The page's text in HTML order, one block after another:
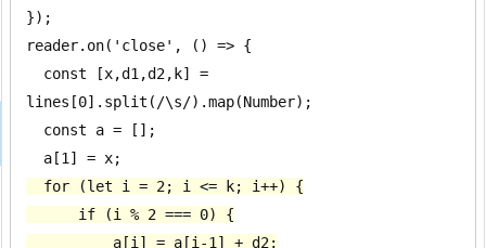
});
reader.on('close', () => {
lines[0].split(/\s/).map(Number);